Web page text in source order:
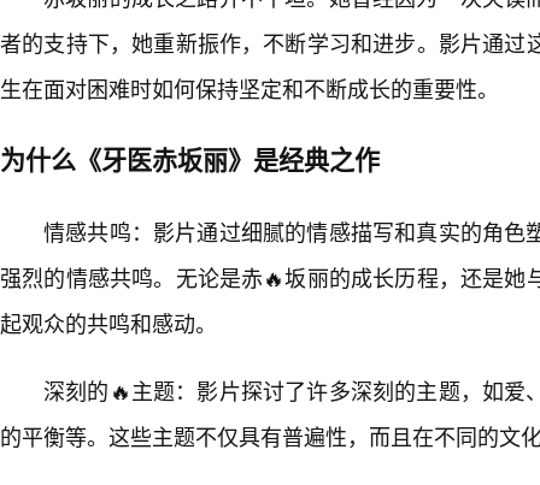
者的支持下，她重新振作，不断学习和进步。影片通过
生在面对困难时如何保持坚定和不断成长的重要性。
为什么《牙医赤坂丽》是经典之作
情感共鸣：影片通过细腻的情感描写和真实的角色
强烈的情感共鸣。无论是赤🔥坂丽的成长历程，还是她
起观众的共鸣和感动。
深刻的🔥主题：影片探讨了许多深刻的主题，如爱
的平衡等。这些主题不仅具有普遍性，而且在不同的文